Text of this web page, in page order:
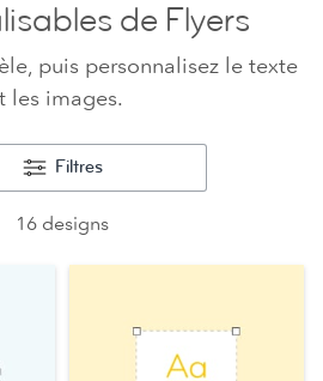
de Flyers
puis personnalisez le texte
les images.
Filtres
16 designs